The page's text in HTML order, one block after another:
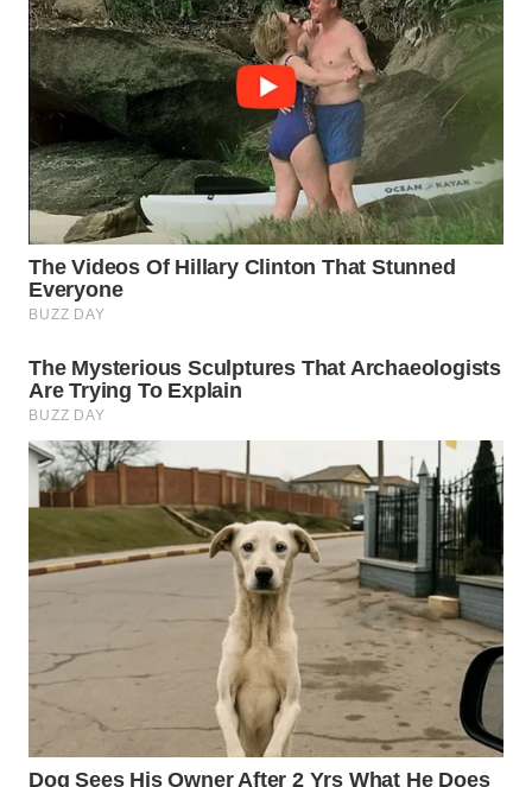
WN
SUBANG
WN
SUKABUMI
WN
PURWAKARTA
WN
PRIANGAN
WN
SEMARANG
WN
SOLO
BOROBUDUR
WN
MADURA
WN
SURABAYA